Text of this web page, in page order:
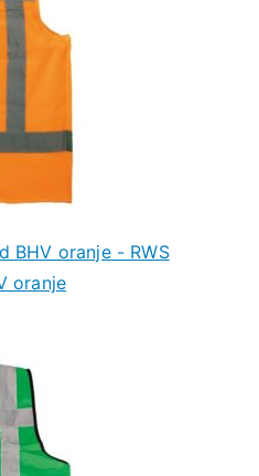
BHV oranje - RWS
oranje